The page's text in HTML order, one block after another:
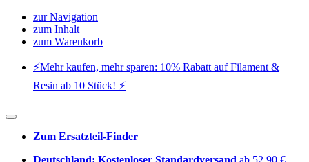
zur Navigation
zum Inhalt
zum Warenkorb
⚡️Mehr kaufen, mehr sparen: 10% Rabatt auf Filament &
Resin ab 10 Stück! ⚡️
Zum Ersatzteil-Finder
Deutschland: Kostenloser Standardversand ab 52,90 €